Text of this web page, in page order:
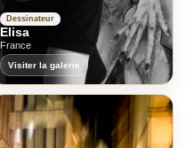
Dessinateur
Elisa
France
Visiter la galerie